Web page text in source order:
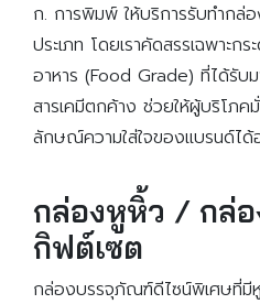
ก. การพิมพ์ ให้บริการรับทํากล่อ
ประเภท โดยเราคัดสรรเฉพาะ
อาหาร (Food Grade) ที่ได้รับ
สารเคมีตกค้าง ช่วยให้ผู้บริโภค
ลักษณ์ความใส่ใจของแบรนด์ได้
กล่องหูหิ้ว / กล่
กิฟต์เซต
กล่องบรรจุภัณฑ์ดีไซน์พิเศษที่มี